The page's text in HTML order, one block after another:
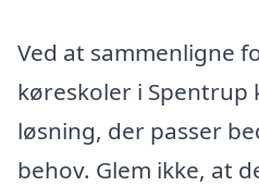
Ved at sammenligne
køreskoler i Spentrup
løsning, der passer
behov. Glem ikke, at